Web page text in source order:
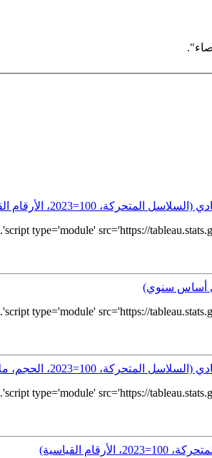
100=2023، الأرقام القياسية)
أساس سنوي)
الحجم، ملايين الريالات)
القياسية)